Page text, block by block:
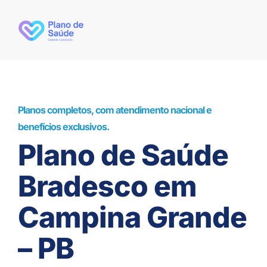
Planos completos, com atendimento nacional e
benefícios exclusivos.
Plano de Saúde
Bradesco em
Campina Grande
– PB